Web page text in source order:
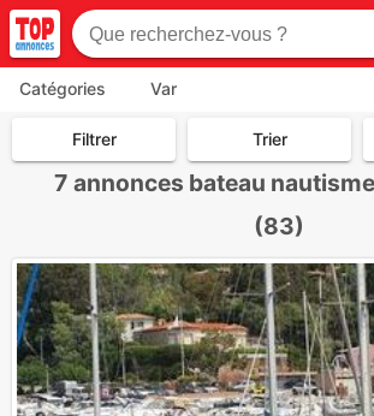
Catégories Var
Filtrer Trier
7 annonces bateau
(83)